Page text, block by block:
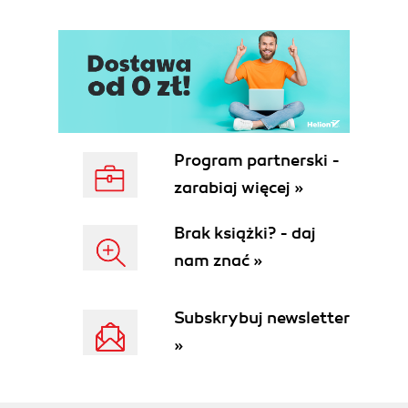
Dalsze lektury (49)
Rozdział 2. Programowanie obiektowe poprzez
Wstęp do programowania obiektowego (52)
Dziedziczenie (53)
Hermetyzacja (54)
Metody specjalne (56)
Krótkie wprowadzenie do wzorców projektowych
Wzorzec Template (62)
Polimorfizm (63)
Program partnerski -
zarabiaj więcej »
Brak książki? - daj
nam znać »
Subskrybuj newsletter
»